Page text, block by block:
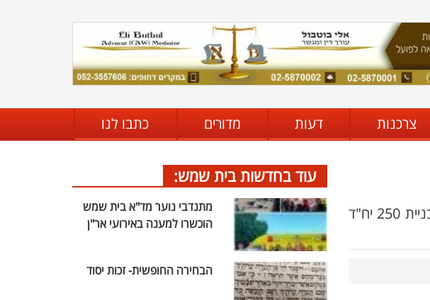
צרכנות דעות מדורים כתבו לנו
עוד בטרם יחל פרוייקט התחדשות עירונית ביאליק להתקדם, כבר הונחו התכניות לבניית 250 יח"ד
עוד בחדשות בית שמש:
מתנדבי נוער מד"א בית שמש
הוכשרו למענה באירועי אר"ן
הבחירה החופשית- זכות יסוד